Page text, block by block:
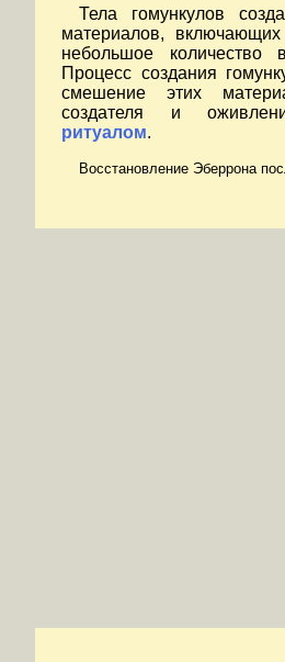
Тела гомункулов
материалов,
небольшое количество
Процесс создания
смешение этих
создателя и
ритуалом.
Восстановление Эберрона